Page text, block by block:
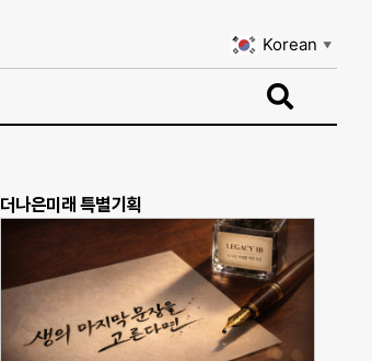
Korean ▼
더나은미래 특별기획